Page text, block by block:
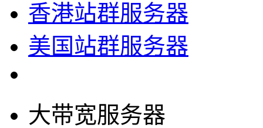
香港站群服务器
美国站群服务器
大带宽服务器